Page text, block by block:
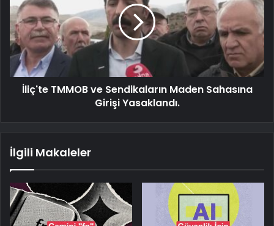
İliç'te TMMOB ve Sendikaların Maden Sahasına
Girişi Yasaklandı.
İlgili Makaleler